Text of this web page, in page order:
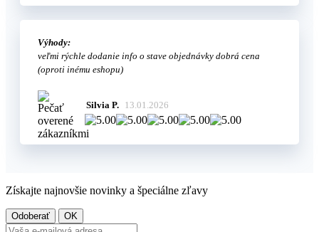
Výhody:
veľmi rýchle dodanie info o stave objednávky dobrá cena
(oproti inému eshopu)
Silvia P. 13.01.2026
Získajte najnovšie novinky a špeciálne zľavy